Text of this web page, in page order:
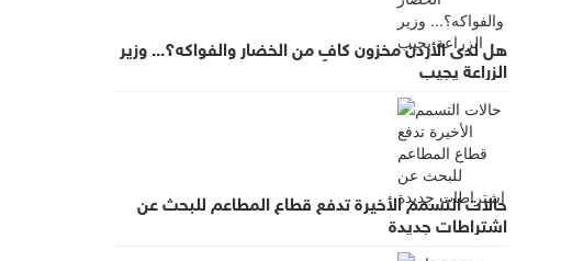
هل لدى الأردن مخزون كافٍ من الخضار والفواكه؟... وزير
الزراعة يجيب
حالات التسمم الأخيرة تدفع قطاع المطاعم للبحث عن
اشتراطات جديدة